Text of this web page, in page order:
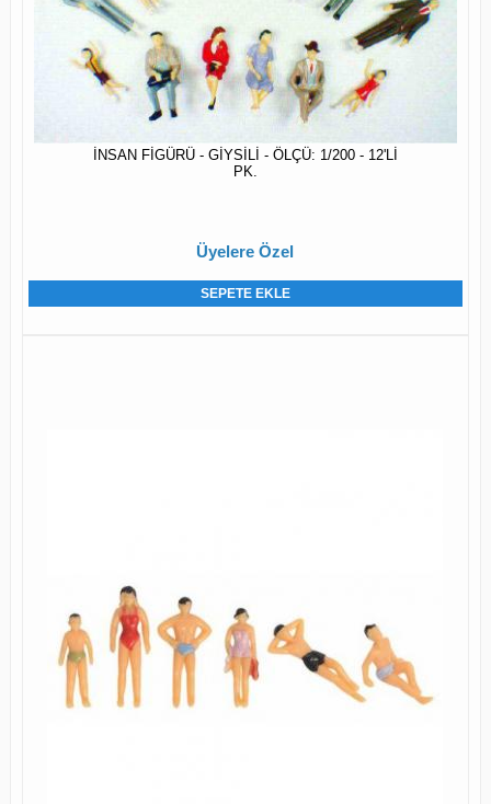
İNSAN FİGÜRÜ - GİYSİLİ - ÖLÇÜ: 1/200 - 12'Lİ
PK.
Üyelere Özel
SEPETE EKLE